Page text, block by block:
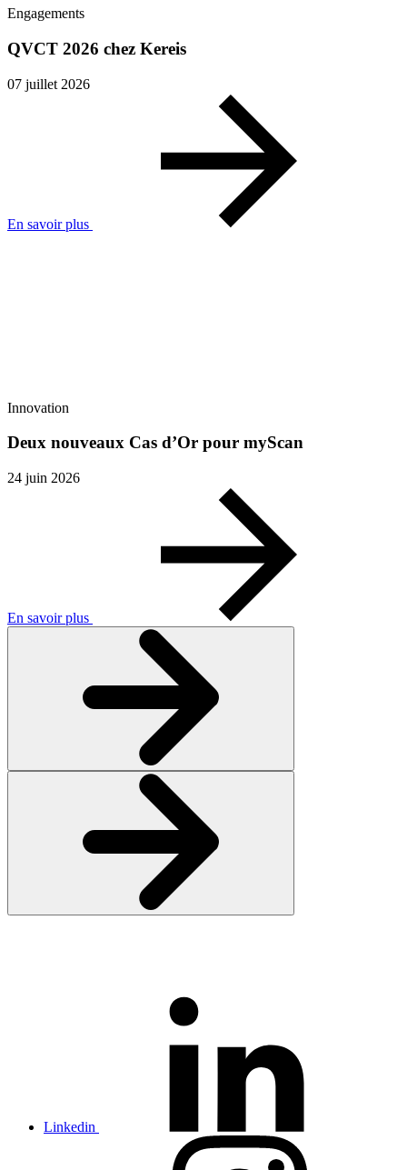
Engagements
QVCT 2026 chez Kereis
07 juillet 2026
En savoir plus
Innovation
Deux nouveaux Cas d’Or pour myScan
24 juin 2026
En savoir plus
Linkedin